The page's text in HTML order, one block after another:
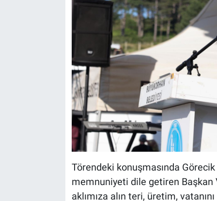
Törendeki konuşmasında
memnuniyeti dile getiren Başkan
aklımıza alın teri, üretim,